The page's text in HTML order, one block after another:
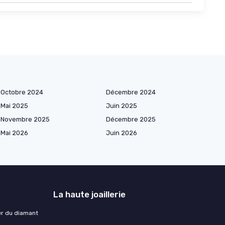
Octobre 2024
Décembre 2024
Mai 2025
Juin 2025
Novembre 2025
Décembre 2025
Mai 2026
Juin 2026
du diamant
La haute joaillerie